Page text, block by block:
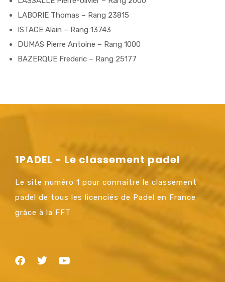
LABORIE Thomas – Rang 23815
ISTACE Alain – Rang 13743
DUMAS Pierre Antoine – Rang 1000
BAZERQUE Frederic – Rang 25177
1PADEL - Le classement padel
Le site numéro 1 pour connaitre le classement
padel de tous les licenciés de Padel en France
grâce à la FFT